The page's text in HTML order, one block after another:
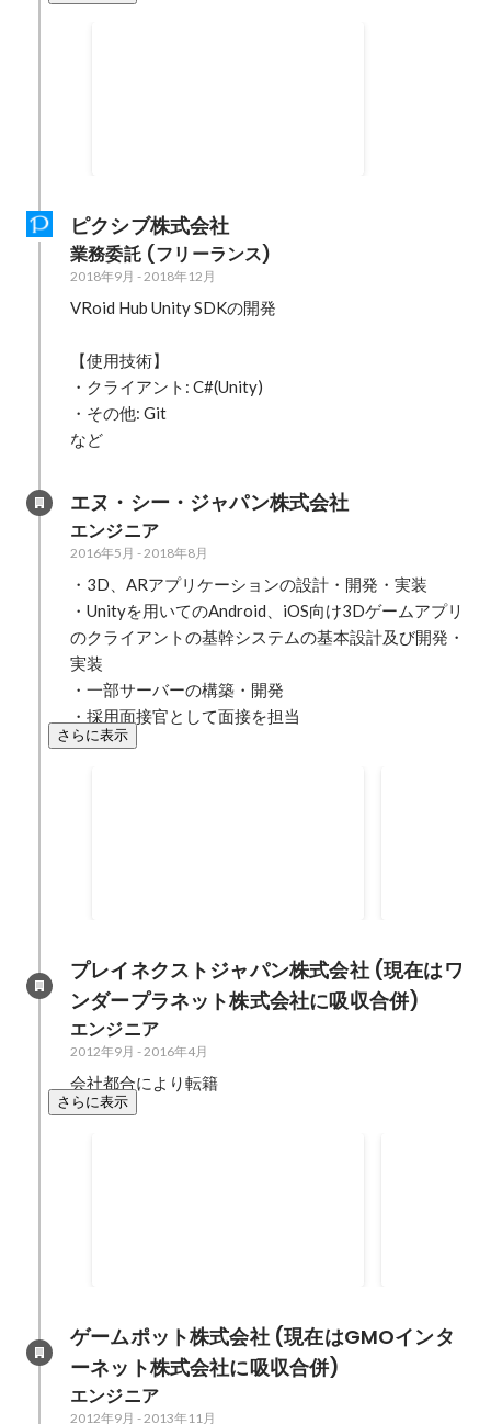
ピクシブ株式会社
業務委託 (フリーランス)
2018年9月 - 2018年12月
VRoid Hub Unity SDKの開発
【使用技術】
・クライアント: C#(Unity)
・その他: Git
など
エヌ・シー・ジャパン株式会社
エンジニア
2016年5月 - 2018年8月
・3D、ARアプリケーションの設計・開発・実装
・Unityを用いてのAndroid、iOS向け3Dゲームアプリ
のクライアントの基幹システムの基本設計及び開発・
実装
・一部サーバーの構築・開発
・採用面接官として面接を担当
さらに表示
プレイネクストジャパン株式会社 (現在はワ
ンダープラネット株式会社に吸収合併)
エンジニア
2012年9月 - 2016年4月
会社都合により転籍
さらに表示
ゲームポット株式会社 (現在はGMOインタ
ーネット株式会社に吸収合併)
エンジニア
2012年9月 - 2013年11月